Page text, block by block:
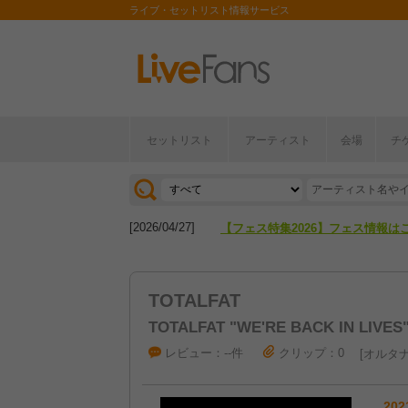
ライブ・セットリスト情報サービス
セットリスト アーティスト 会場 チ
[2026/07/28] 【ライブ動員ランキング】2026年
[2026/04/27] 【フェス特集2026】フェス情報は
TOTALFAT
TOTALFAT "WE'RE BACK IN
レビュー：--件 クリップ：0 オルタ